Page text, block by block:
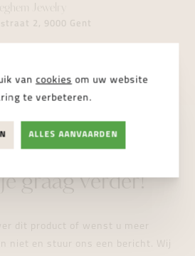
Jewelry
2, 9000 Gent
graag verder!
dit product of wenst u meer
niet en stuur ons een bericht. Wij
van cookies om uw website
te verbeteren.
ALLES AANVAARDEN